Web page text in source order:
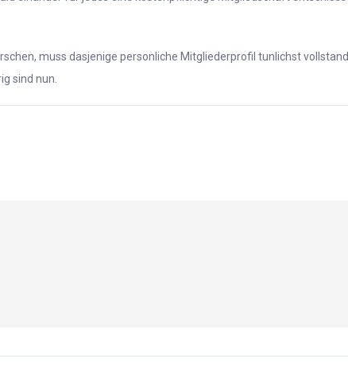
muss dasjenige personliche Mitgliederprofil tunlichst
sind nun.